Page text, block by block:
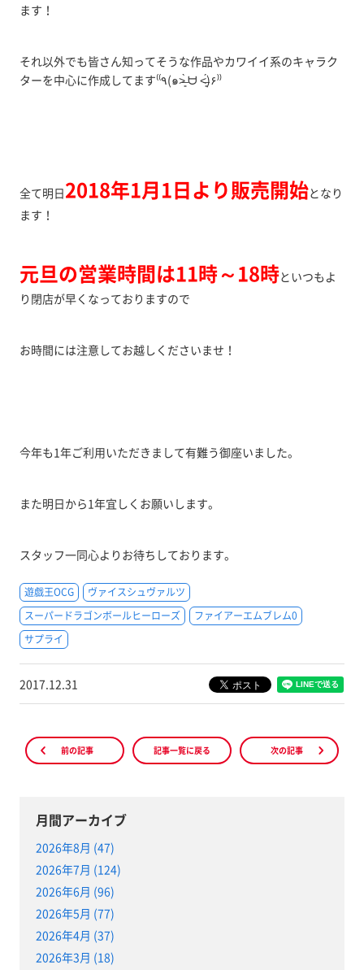
ます！
それ以外でも皆さん知ってそうな作品やカワイイ系のキャラク
ターを中心に作成してます⁽⁽٩(๑˃̶͈̀ ᗨ ˂̶͈́)۶⁾⁾
全て明日2018年1月1日より販売開始となり
ます！
元旦の営業時間は11時～18時といつもよ
り閉店が早くなっておりますので
お時間には注意してお越しくださいませ！
今年も1年ご利用いただきまして有難う御座いました。
また明日から1年宜しくお願いします。
スタッフ一同心よりお待ちしております。
遊戯王OCG
ヴァイスシュヴァルツ
スーパードラゴンボールヒーローズ
ファイアーエムブレム0
サプライ
2017.12.31
前の記事 記事一覧に戻る 次の記事
月間アーカイブ
2026年8月 (47)
2026年7月 (124)
2026年6月 (96)
2026年5月 (77)
2026年4月 (37)
2026年3月 (18)